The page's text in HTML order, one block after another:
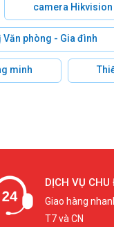
camera Hikvision
Văn phòng - Gia đình
minh
DỊCH VỤ CHU
Giao hàng
T7 và CN